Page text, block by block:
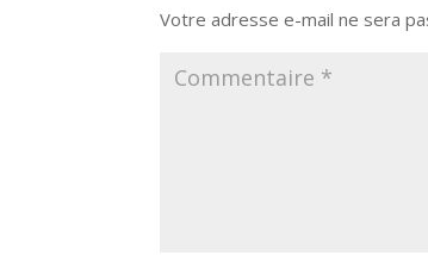
Votre adresse e-mail ne sera